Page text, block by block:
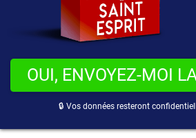
OUI, ENVOYEZ-MOI
🔒 Vos données resteront